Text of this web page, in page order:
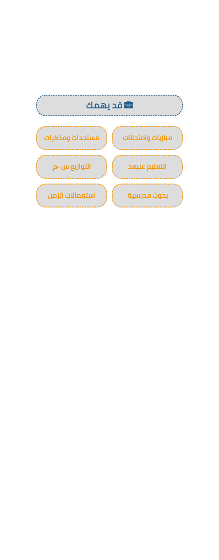
قد يهمك
مباريات وامتحانات مستجدات ومذكرات
التعليم عنبعد التوازيع س -م
بحوث مدرسية استعمالات الزمن